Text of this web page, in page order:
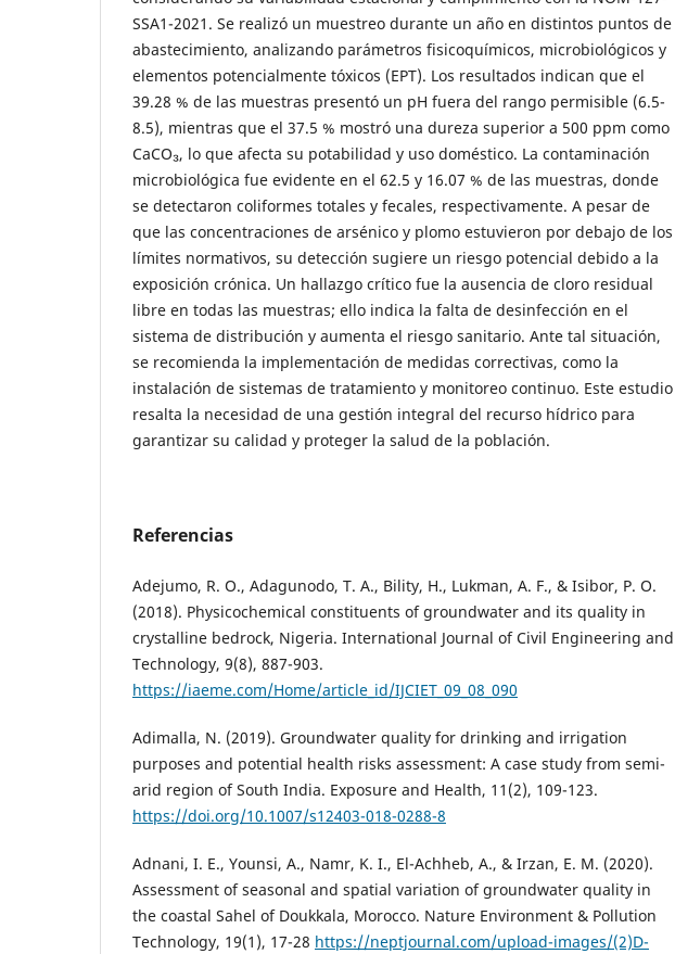
SSA1-2021. Se realizó un muestreo durante un año en distintos puntos de
abastecimiento, analizando parámetros fisicoquímicos, microbiológicos y
elementos potencialmente tóxicos (EPT). Los resultados indican que el
39.28 % de las muestras presentó un pH fuera del rango permisible (6.5-
8.5), mientras que el 37.5 % mostró una dureza superior a 500 ppm como
CaCO₃, lo que afecta su potabilidad y uso doméstico. La contaminación
microbiológica fue evidente en el 62.5 y 16.07 % de las muestras, donde
se detectaron coliformes totales y fecales, respectivamente. A pesar de
que las concentraciones de arsénico y plomo estuvieron por debajo de los
límites normativos, su detección sugiere un riesgo potencial debido a la
exposición crónica. Un hallazgo crítico fue la ausencia de cloro residual
libre en todas las muestras; ello indica la falta de desinfección en el
sistema de distribución y aumenta el riesgo sanitario. Ante tal situación,
se recomienda la implementación de medidas correctivas, como la
instalación de sistemas de tratamiento y monitoreo continuo. Este estudio
resalta la necesidad de una gestión integral del recurso hídrico para
garantizar su calidad y proteger la salud de la población.
Referencias
Adejumo, R. O., Adagunodo, T. A., Bility, H., Lukman, A. F., & Isibor, P. O.
(2018). Physicochemical constituents of groundwater and its quality in
crystalline bedrock, Nigeria. International Journal of Civil Engineering and
Technology, 9(8), 887-903.
https://iaeme.com/Home/article_id/IJCIET_09_08_090
Adimalla, N. (2019). Groundwater quality for drinking and irrigation
purposes and potential health risks assessment: A case study from semi-
arid region of South India. Exposure and Health, 11(2), 109-123.
https://doi.org/10.1007/s12403-018-0288-8
Adnani, I. E., Younsi, A., Namr, K. I., El-Achheb, A., & Irzan, E. M. (2020).
Assessment of seasonal and spatial variation of groundwater quality in
the coastal Sahel of Doukkala, Morocco. Nature Environment & Pollution
Technology, 19(1), 17-28 https://neptjournal.com/upload-images/(2)D-